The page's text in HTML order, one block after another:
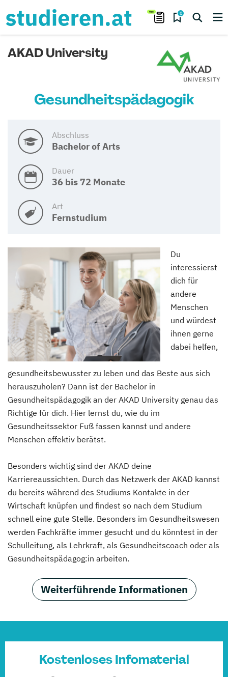
0
AKAD University
Gesundheitspädagogik
Abschluss
Bachelor of Arts
Dauer
36 bis 72 Monate
Art
Fernstudium
Du
interessierst
dich für
andere
Menschen
und würdest
ihnen gerne
dabei helfen,
gesundheitsbewusster zu leben und das Beste aus sich
herauszuholen? Dann ist der Bachelor in
Gesundheitspädagogik an der AKAD University genau das
Richtige für dich. Hier lernst du, wie du im
Gesundheitssektor Fuß fassen kannst und andere
Menschen effektiv berätst.
Besonders wichtig sind der AKAD deine
Karriereaussichten. Durch das Netzwerk der AKAD kannst
du bereits während des Studiums Kontakte in der
Wirtschaft knüpfen und findest so nach dem Studium
schnell eine gute Stelle. Besonders im Gesundheitswesen
werden Fachkräfte immer gesucht und du könntest in der
Schulleitung, als Lehrkraft, als Gesundheitscoach oder als
Gesundheitspädagog:in arbeiten.
Weiterführende Informationen
Kostenloses Infomaterial